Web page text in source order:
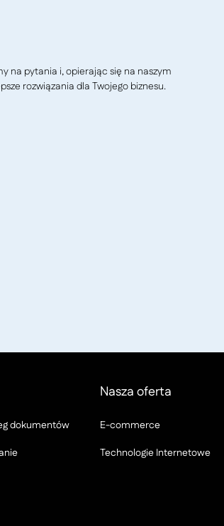
na pytania i, opierając się na naszym
rozwiązania dla Twojego biznesu.
dokumentów
Nasza oferta
E-commerce
Technologie Internetowe